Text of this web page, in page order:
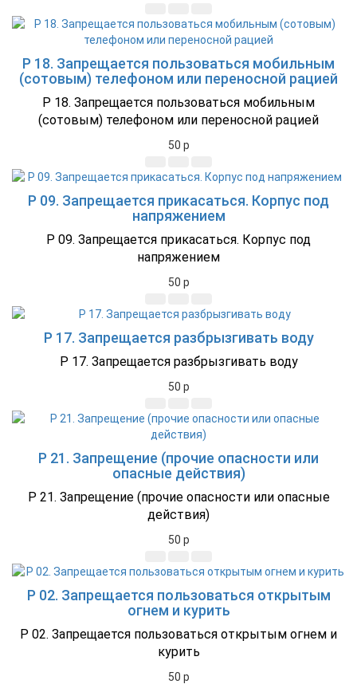
P 18. Запрещается пользоваться мобильным
(сотовым) телефоном или переносной рацией
P 18. Запрещается пользоваться мобильным
(сотовым) телефоном или переносной рацией
50 p
P 09. Запрещается прикасаться. Корпус под
напряжением
P 09. Запрещается прикасаться. Корпус под
напряжением
50 p
P 17. Запрещается разбрызгивать воду
P 17. Запрещается разбрызгивать воду
50 p
P 21. Запрещение (прочие опасности или
опасные действия)
P 21. Запрещение (прочие опасности или опасные
действия)
50 p
P 02. Запрещается пользоваться открытым
огнем и курить
P 02. Запрещается пользоваться открытым огнем и
курить
50 p